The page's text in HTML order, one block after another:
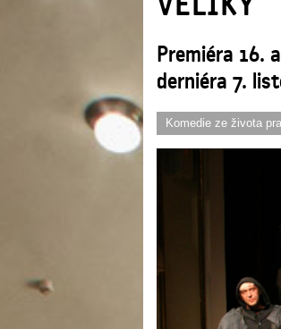
Premiéra 16.
derniéra 7.
Komedie ze života